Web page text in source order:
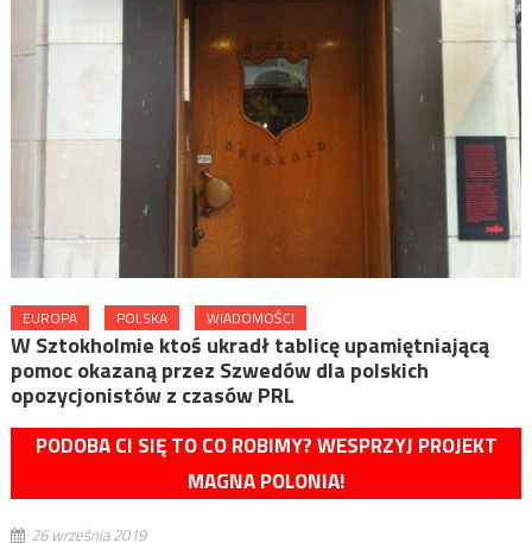
EUROPA POLSKA WIADOMOŚCI
W Sztokholmie ktoś ukradł tablicę upamiętniającą
pomoc okazaną przez Szwedów dla polskich
opozycjonistów z czasów PRL
PODOBA CI SIĘ TO CO ROBIMY? WESPRZYJ PROJEKT
MAGNA POLONIA!
26 września 2019